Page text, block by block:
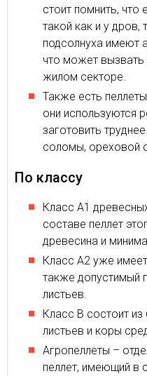
стоит помнить, что
такой как и у дров,
подсолнуха имеют
что может
жилом секторе.
Также есть
они используются
заготовить
соломы, ореховой
По классу
Класс А1
составе пеллет
древесина и
Класс А2 уже
также допустимый
листьев.
Класс В состоит
листьев и коры
Агропеллеты –
пеллет, имеющий в